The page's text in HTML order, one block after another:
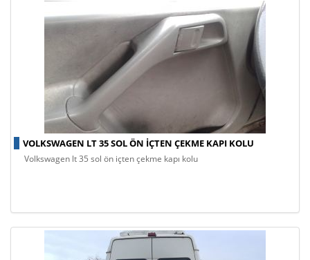
VOLKSWAGEN LT 35 SOL ÖN IÇTEN ÇEKME KAPI KOLU
volkswagen lt 35 sol ön içten çekme kapı kolu